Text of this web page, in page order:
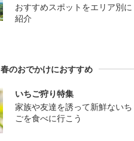
おすすめスポットをエリア別に
紹介
春のおでかけにおすすめ
いちご狩り特集
家族や友達を誘って新鮮ないち
ごを食べに行こう